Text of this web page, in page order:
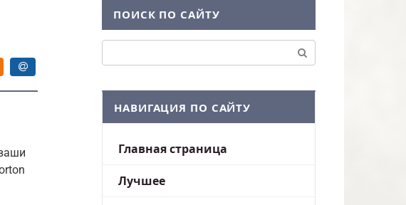
ПОИСК ПО САЙТУ
НАВИГАЦИЯ ПО САЙТУ
Главная страница
Лучшее